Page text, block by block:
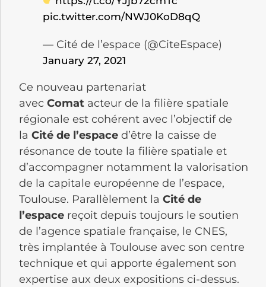
pic.twitter.com/NWJ0KoD8qQ
— Cité de l’espace (@CiteEspace)
January 27, 2021
Ce nouveau partenariat
avec Comat acteur de la filière spatiale
régionale est cohérent avec l’objectif de
la Cité de l’espace d’être la caisse de
résonance de toute la filière spatiale et
d’accompagner notamment la valorisation
de la capitale européenne de l’espace,
Toulouse. Parallèlement la Cité de
l’espace reçoit depuis toujours le soutien
de l’agence spatiale française, le CNES,
très implantée à Toulouse avec son centre
technique et qui apporte également son
expertise aux deux expositions ci-dessus.